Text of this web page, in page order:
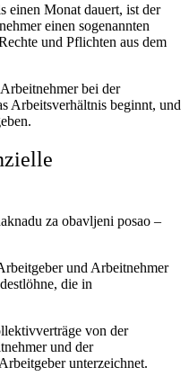
einen Monat dauert, ist der
einen sogenannten
und Pflichten aus dem
bei der
Arbeitsverhältnis beginnt, und
za obavljeni posao –
und Arbeitnehmer
die in
von der
und der
unterzeichnet.